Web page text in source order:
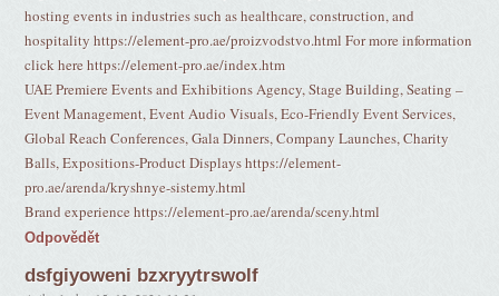
hosting events in industries such as healthcare, construction, and
hospitality https://element-pro.ae/proizvodstvo.html For more information
click here https://element-pro.ae/index.htm
UAE Premiere Events and Exhibitions Agency, Stage Building, Seating –
Event Management, Event Audio Visuals, Eco-Friendly Event Services,
Global Reach Conferences, Gala Dinners, Company Launches, Charity
Balls, Expositions-Product Displays https://element-
pro.ae/arenda/kryshnye-sistemy.html
Brand experience https://element-pro.ae/arenda/sceny.html
Odpovědět
dsfgiyoweni bzxryytrswolf